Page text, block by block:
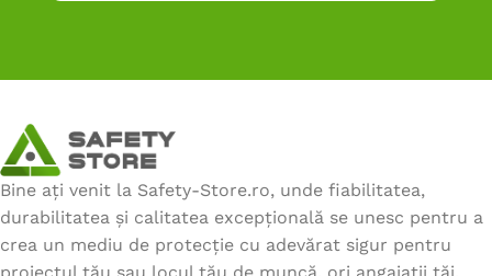
Bine ați venit la Safety-Store.ro, unde fiabilitatea,
durabilitatea și calitatea excepțională se unesc pentru a
crea un mediu de protecție cu adevărat sigur pentru